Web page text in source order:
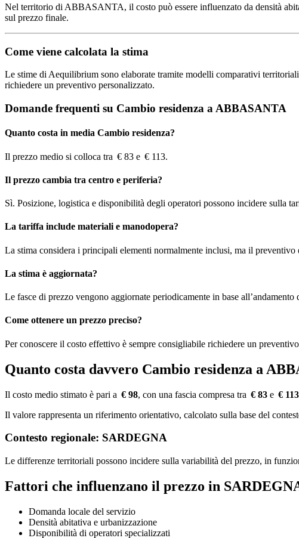
Nel territorio di ABBASANTA, il costo può essere influenzato da densità
sul prezzo finale.
Come viene calcolata la stima
Le stime di Aequilibrium sono elaborate tramite modelli comparativi
richiedere un preventivo personalizzato.
Domande frequenti su Cambio residenza a ABBASANTA
Quanto costa in media Cambio residenza?
Il prezzo medio si colloca tra € 83 e € 113.
Il prezzo cambia tra centro e periferia?
Sì. Posizione, logistica e disponibilità degli operatori possono incidere sulla
La tariffa include materiali e manodopera?
La stima considera i principali elementi normalmente inclusi, ma il preventivo
La stima è aggiornata?
Le fasce di prezzo vengono aggiornate periodicamente in base all’andamento
Come ottenere un prezzo preciso?
Per conoscere il costo effettivo è sempre consigliabile richiedere un
Quanto costa davvero Cambio residenza a
Il costo medio stimato è pari a € 98, con una fascia compresa tra € 83 e € 113
Il valore rappresenta un riferimento orientativo, calcolato sulla base del
Contesto regionale: SARDEGNA
Le differenze territoriali possono incidere sulla variabilità del prezzo, in
Fattori che influenzano il prezzo in
Domanda locale del servizio
Densità abitativa e urbanizzazione
Disponibilità di operatori specializzati